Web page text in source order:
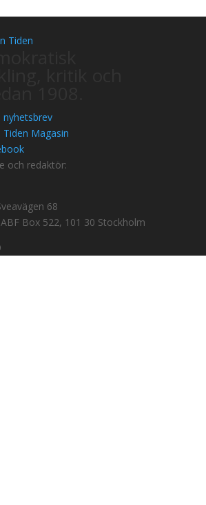
nyhetsbrev
Magasin
och redaktör:
68
Box 522, 101 30 Stockholm